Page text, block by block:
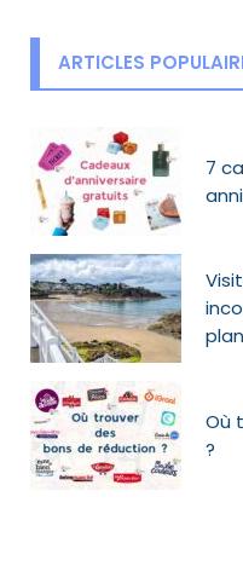
ARTICLES
7
Où
?